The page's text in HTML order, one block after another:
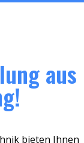
aus
bieten Ihnen